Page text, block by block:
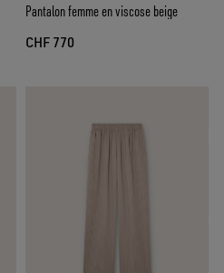
Pantalon femme en viscose beige
CHF 770